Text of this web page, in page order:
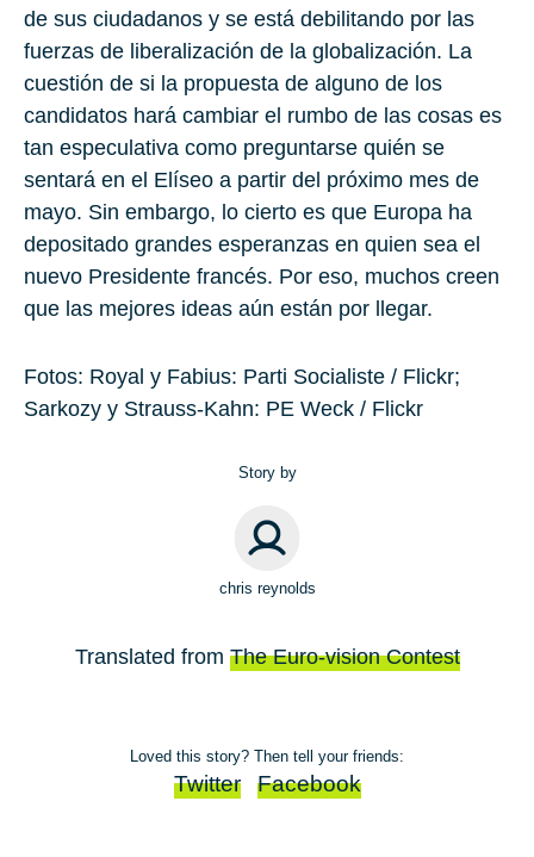
de sus ciudadanos y se está debilitando por las
fuerzas de liberalización de la globalización. La
cuestión de si la propuesta de alguno de los
candidatos hará cambiar el rumbo de las cosas es
tan especulativa como preguntarse quién se
sentará en el Elíseo a partir del próximo mes de
mayo. Sin embargo, lo cierto es que Europa ha
depositado grandes esperanzas en quien sea el
nuevo Presidente francés. Por eso, muchos creen
que las mejores ideas aún están por llegar.
Fotos: Royal y Fabius: Parti Socialiste / Flickr;
Sarkozy y Strauss-Kahn: PE Weck / Flickr
Story by
chris reynolds
Translated from The Euro-vision Contest
Loved this story? Then tell your friends:
Twitter Facebook